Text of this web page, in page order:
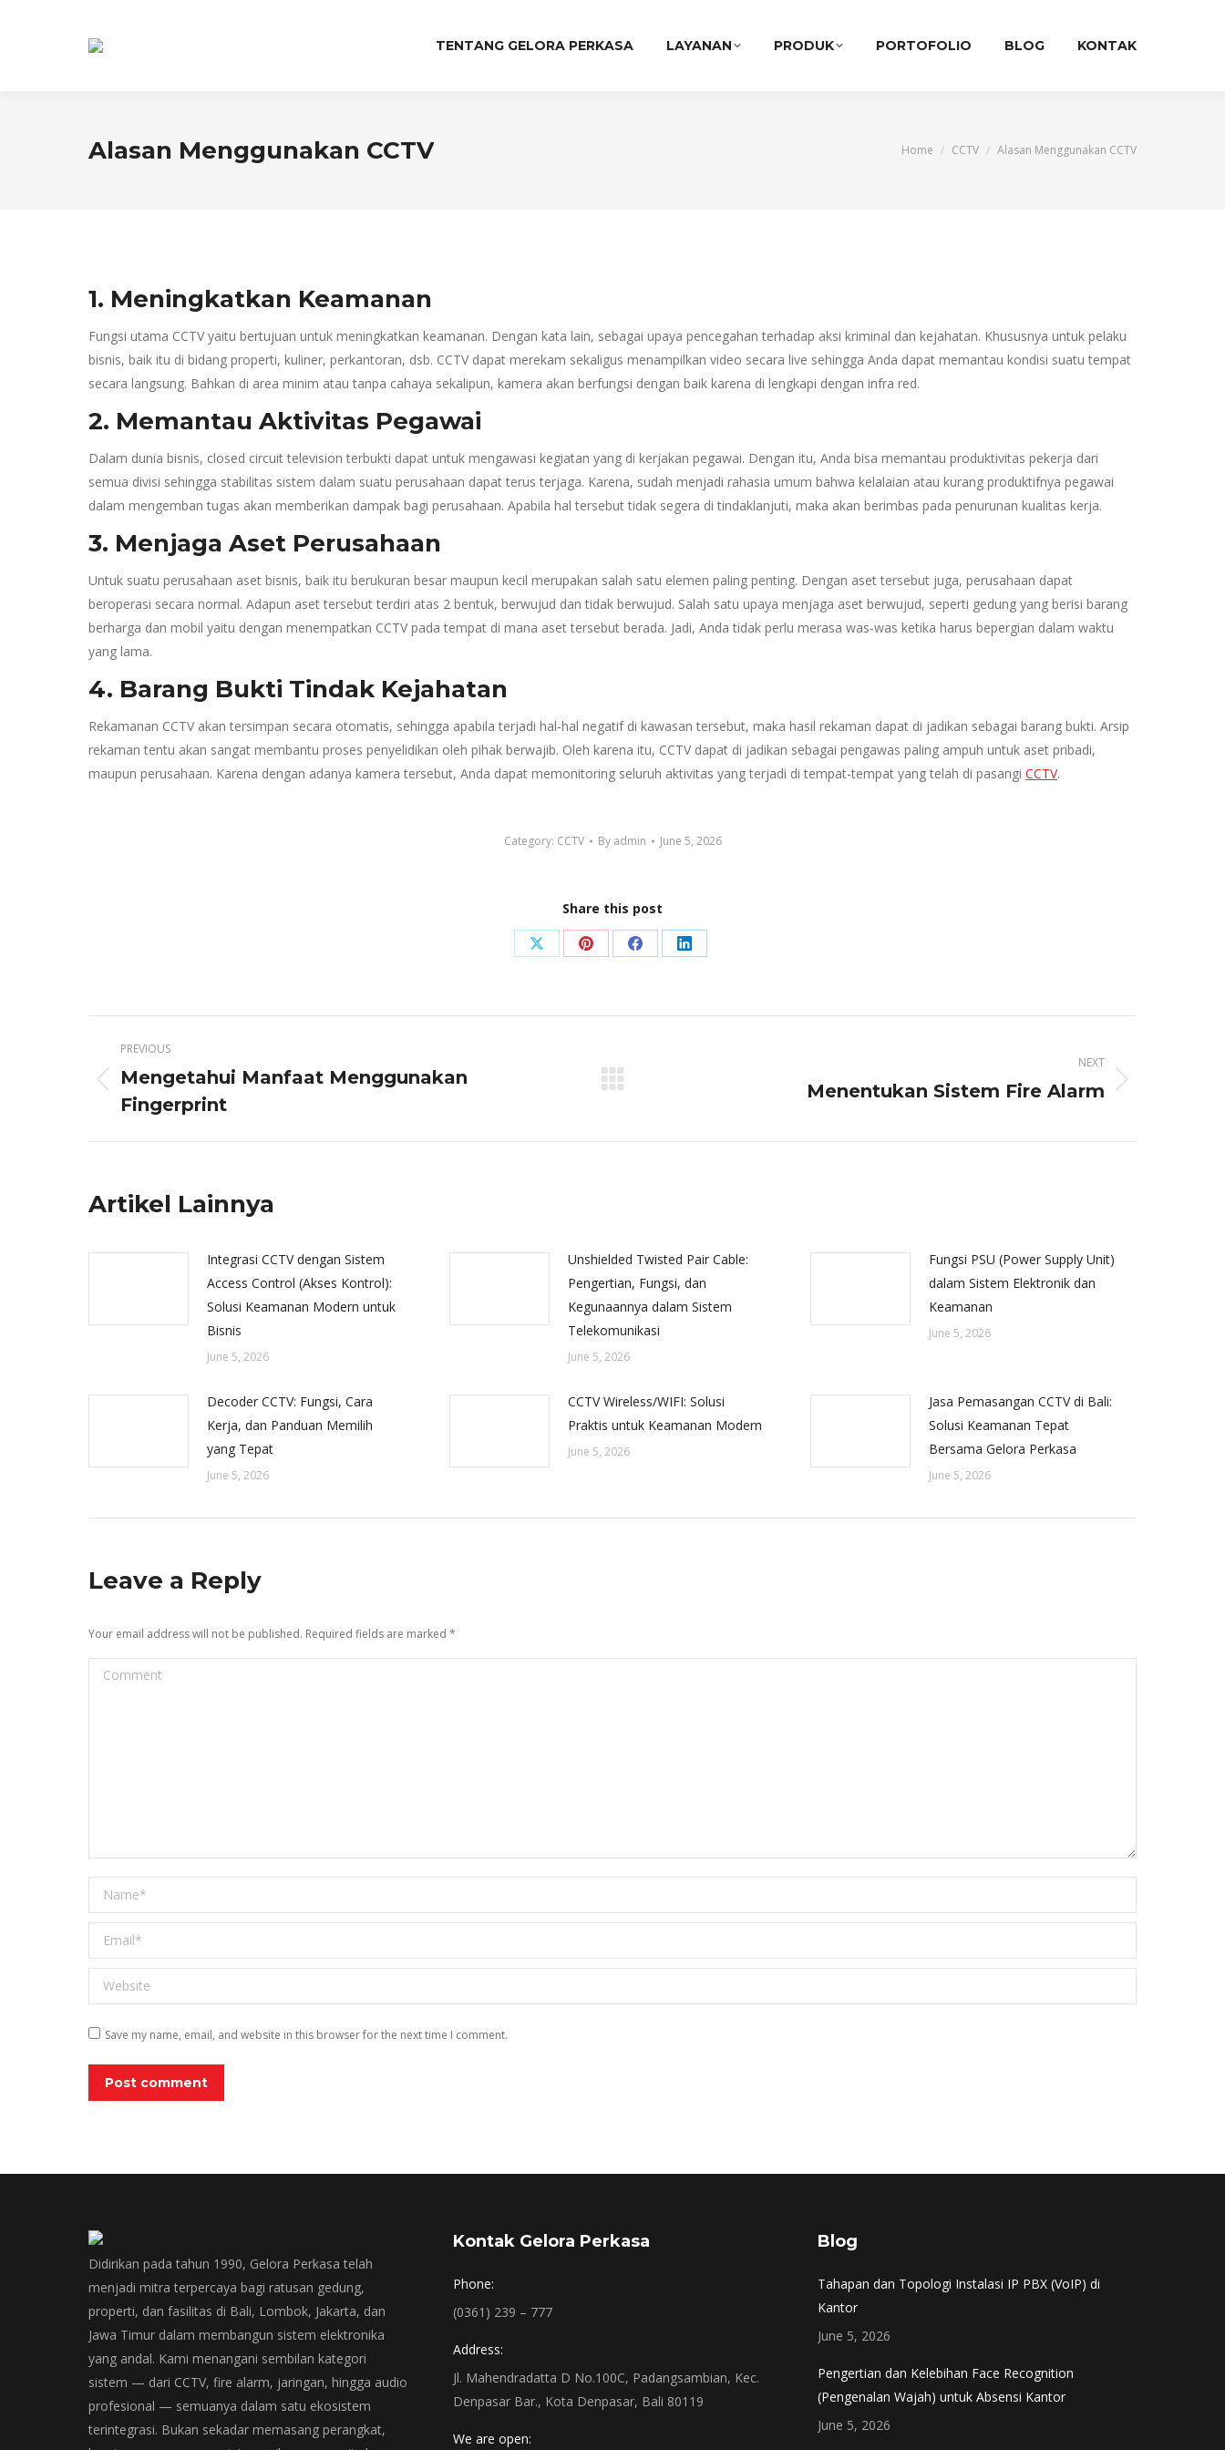
TENTANG GELORA PERKASA LAYANAN PRODUK PORTOFOLIO BLOG KONTAK
Alasan Menggunakan CCTV You are here:
Home CCTV Alasan Menggunakan CCTV
1. Meningkatkan Keamanan
Fungsi utama CCTV yaitu bertujuan untuk meningkatkan keamanan. Dengan kata lain, sebagai upaya pencegahan terhadap aksi kriminal dan kejahatan. Khususnya untuk pelaku
bisnis, baik itu di bidang properti, kuliner, perkantoran, dsb. CCTV dapat merekam sekaligus menampilkan video secara live sehingga Anda dapat memantau kondisi suatu tempat
secara langsung. Bahkan di area minim atau tanpa cahaya sekalipun, kamera akan berfungsi dengan baik karena di lengkapi dengan infra red.
2. Memantau Aktivitas Pegawai
Dalam dunia bisnis, closed circuit television terbukti dapat untuk mengawasi kegiatan yang di kerjakan pegawai. Dengan itu, Anda bisa memantau produktivitas pekerja dari
semua divisi sehingga stabilitas sistem dalam suatu perusahaan dapat terus terjaga. Karena, sudah menjadi rahasia umum bahwa kelalaian atau kurang produktifnya pegawai
dalam mengemban tugas akan memberikan dampak bagi perusahaan. Apabila hal tersebut tidak segera di tindaklanjuti, maka akan berimbas pada penurunan kualitas kerja.
3. Menjaga Aset Perusahaan
Untuk suatu perusahaan aset bisnis, baik itu berukuran besar maupun kecil merupakan salah satu elemen paling penting. Dengan aset tersebut juga, perusahaan dapat
beroperasi secara normal. Adapun aset tersebut terdiri atas 2 bentuk, berwujud dan tidak berwujud. Salah satu upaya menjaga aset berwujud, seperti gedung yang berisi barang
berharga dan mobil yaitu dengan menempatkan CCTV pada tempat di mana aset tersebut berada. Jadi, Anda tidak perlu merasa was-was ketika harus bepergian dalam waktu
yang lama.
4. Barang Bukti Tindak Kejahatan
Rekamanan CCTV akan tersimpan secara otomatis, sehingga apabila terjadi hal-hal negatif di kawasan tersebut, maka hasil rekaman dapat di jadikan sebagai barang bukti. Arsip
rekaman tentu akan sangat membantu proses penyelidikan oleh pihak berwajib. Oleh karena itu, CCTV dapat di jadikan sebagai pengawas paling ampuh untuk aset pribadi,
maupun perusahaan. Karena dengan adanya kamera tersebut, Anda dapat memonitoring seluruh aktivitas yang terjadi di tempat-tempat yang telah di pasangi CCTV.
Category: CCTV By admin June 5, 2026
Share this post
Share
X
Share
Pinterest
Share
Facebook
Share
LinkedIn
navigation
PREVIOUS
Previous
post:
Mengetahui Manfaat Menggunakan
Fingerprint
NEXT
Menentukan Sistem Fire Alarm
Artikel Lainnya
Integrasi CCTV dengan Sistem
Access Control (Akses Kontrol):
Solusi Keamanan Modern untuk
Bisnis
June 5, 2026
Unshielded Twisted Pair Cable:
Pengertian, Fungsi, dan
Kegunaannya dalam Sistem
Telekomunikasi
June 5, 2026
Fungsi PSU (Power Supply Unit)
dalam Sistem Elektronik dan
Keamanan
June 5, 2026
Decoder CCTV: Fungsi, Cara
Kerja, dan Panduan Memilih
yang Tepat
June 5, 2026
CCTV Wireless/WIFI: Solusi
Praktis untuk Keamanan Modern
June 5, 2026
Jasa Pemasangan CCTV di Bali:
Solusi Keamanan Tepat
Bersama Gelora Perkasa
June 5, 2026
Leave a Reply
Your email address will not be published. Required fields are marked *
Comment
Name *
Email *
Website
Save my name, email, and website in this browser for the next time I comment.
Post comment
Didirikan pada tahun 1990, Gelora Perkasa telah
menjadi mitra terpercaya bagi ratusan gedung,
properti, dan fasilitas di Bali, Lombok, Jakarta, dan
Jawa Timur dalam membangun sistem elektronika
yang andal. Kami menangani sembilan kategori
sistem — dari CCTV, fire alarm, jaringan, hingga audio
profesional — semuanya dalam satu ekosistem
terintegrasi. Bukan sekadar memasang perangkat,
Kontak Gelora Perkasa
Phone:
(0361) 239 – 777
Address:
Jl. Mahendradatta D No.100C, Padangsambian, Kec.
Denpasar Bar., Kota Denpasar, Bali 80119
We are open:
Blog
Tahapan dan Topologi Instalasi IP PBX (VoIP) di
Kantor
June 5, 2026
Pengertian dan Kelebihan Face Recognition
(Pengenalan Wajah) untuk Absensi Kantor
June 5, 2026